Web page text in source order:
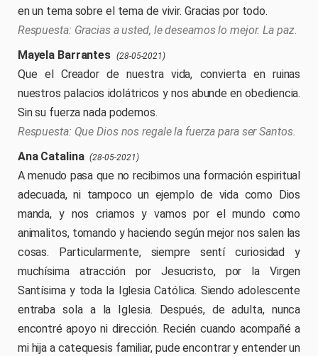
en un tema sobre el tema de vivir. Gracias por todo.
Gracias a usted, le deseamos lo mejor. La paz.
Mayela Barrantes (28-05-2021)
Que el Creador de nuestra vida, convierta en ruinas
nuestros palacios idolátricos y nos abunde en obediencia.
Sin su fuerza nada podemos.
Que Dios nos regale la fuerza para ser Santos.
Ana Catalina (28-05-2021)
A menudo pasa que no recibimos una formación espiritual
adecuada, ni tampoco un ejemplo de vida como Dios
manda, y nos criamos y vamos por el mundo como
animalitos, tomando y haciendo según mejor nos salen las
cosas. Particularmente, siempre sentí curiosidad y
muchísima atracción por Jesucristo, por la Virgen
Santísima y toda la Iglesia Católica. Siendo adolescente
entraba sola a la Iglesia. Después, de adulta, nunca
encontré apoyo ni dirección. Recién cuando acompañé a
mi hija a catequesis familiar, pude encontrar y entender un